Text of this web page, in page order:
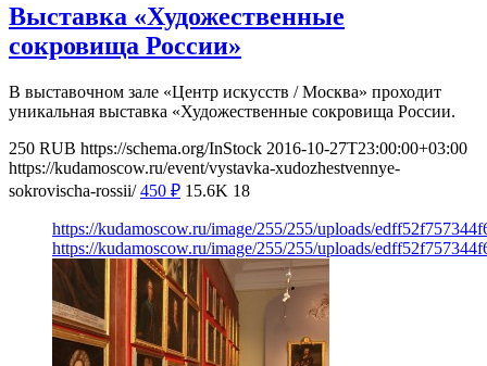
Выставка «Художественные
сокровища России»
В выставочном зале «Центр искусств / Москва» проходит
уникальная выставка «Художественные сокровища России.
250 RUB https://schema.org/InStock 2016-10-27T23:00:00+03:00
https://kudamoscow.ru/event/vystavka-xudozhestvennye-
sokrovischa-rossii/ 450 ₽ 15.6K 18
https://kudamoscow.ru/image/255/255/uploads/
https://kudamoscow.ru/image/255/255/uploads/